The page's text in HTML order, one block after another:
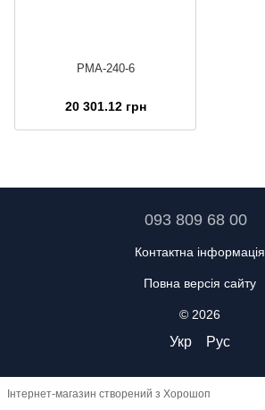
PMA-240-6
20 301.12 грн
093 809 68 00
Контактна інформація
Повна версія сайту
© 2026
Укр Рус
Інтернет-магазин створений з Хорошоп